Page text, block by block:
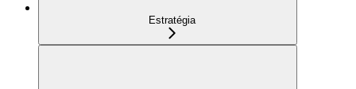
Estratégia